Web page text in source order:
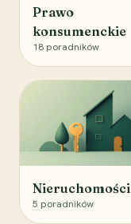
Prawo
konsumenckie
18 poradników
Nieruchomości
5 poradników